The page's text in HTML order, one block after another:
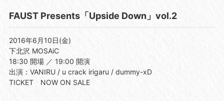
FAUST Presents「Upside Down」vol.2
2016年6月10日(金)
下北沢 MOSAiC
18:30 開場 ／ 19:00 開演
出演：VANIRU / u crack irigaru / dummy-xD
TICKET NOW ON SALE